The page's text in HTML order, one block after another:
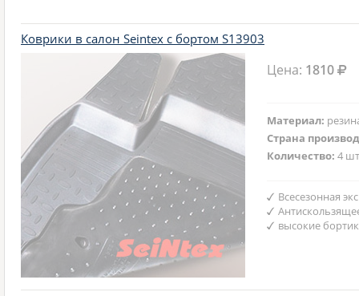
Коврики в салон Seintex с бортом S13903
Цена: 1810
Материал:
Страна
Количество:4
Всесезонная
высокие